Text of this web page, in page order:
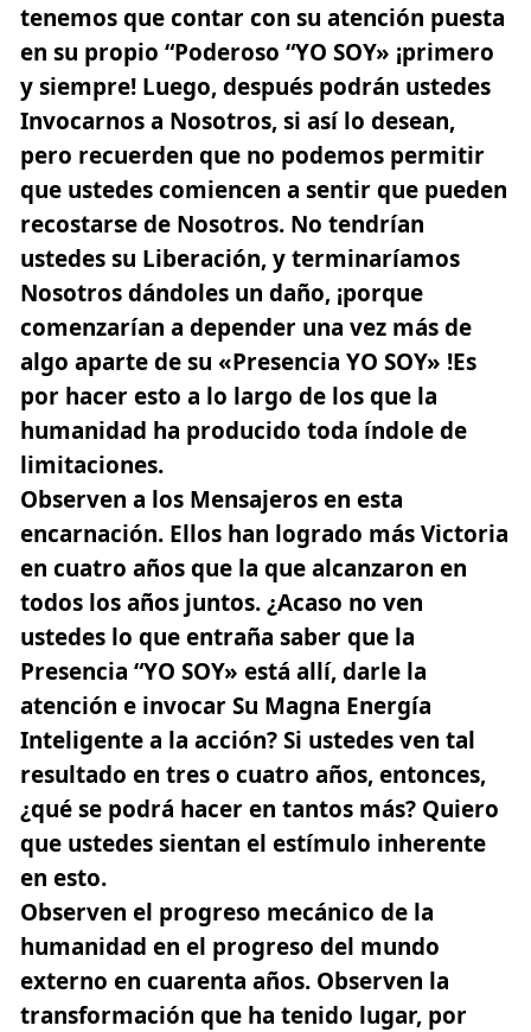
tenemos que contar con su atención puesta
en su propio “Poderoso “YO SOY» ¡primero
y siempre! Luego, después podrán ustedes
Invocarnos a Nosotros, si así lo desean,
pero recuerden que no podemos permitir
que ustedes comiencen a sentir que pueden
recostarse de Nosotros. No tendrían
ustedes su Liberación, y terminaríamos
Nosotros dándoles un daño, ¡porque
comenzarían a depender una vez más de
algo aparte de su «Presencia YO SOY» !Es
por hacer esto a lo largo de los que la
humanidad ha producido toda índole de
limitaciones.
Observen a los Mensajeros en esta
encarnación. Ellos han logrado más Victoria
en cuatro años que la que alcanzaron en
todos los años juntos. ¿Acaso no ven
ustedes lo que entraña saber que la
Presencia “YO SOY» está allí, darle la
atención e invocar Su Magna Energía
Inteligente a la acción? Si ustedes ven tal
resultado en tres o cuatro años, entonces,
¿qué se podrá hacer en tantos más? Quiero
que ustedes sientan el estímulo inherente
en esto.
Observen el progreso mecánico de la
humanidad en el progreso del mundo
externo en cuarenta años. Observen la
transformación que ha tenido lugar, por